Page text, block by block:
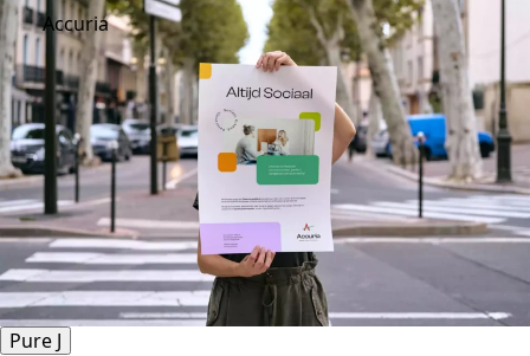
Accuria
Pure J